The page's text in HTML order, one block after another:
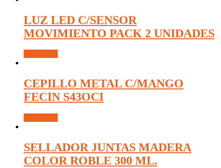
LUZ LED C/SENSOR
MOVIMIENTO PACK 2 UNIDADES
CEPILLO METAL C/MANGO
FECIN S43OCI
SELLADOR JUNTAS MADERA
COLOR ROBLE 300 ML.